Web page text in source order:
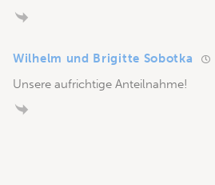
Wilhelm und Brigitte Sobotka
Unsere aufrichtige Anteilnahme!